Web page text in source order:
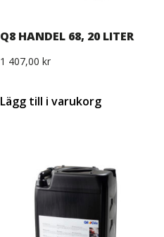
Q8 HANDEL 68, 20 LITER
1 407,00 kr
Lägg till i varukorg